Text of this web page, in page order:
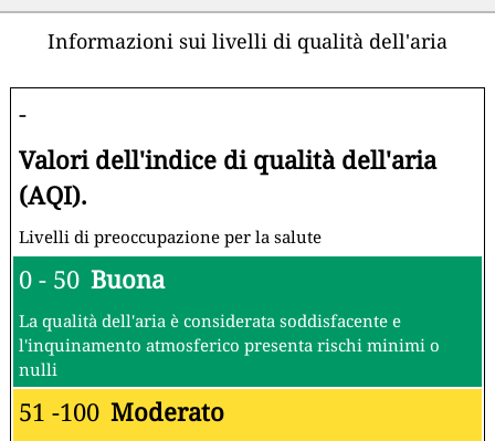
Informazioni sui livelli di qualità dell'aria
-
Valori dell'indice di qualità dell'aria
(AQI).
Livelli di preoccupazione per la salute
0 - 50 Buona
La qualità dell'aria è considerata soddisfacente e
l'inquinamento atmosferico presenta rischi minimi o
nulli
51 -100 Moderato